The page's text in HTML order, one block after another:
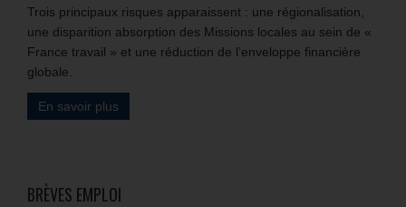
Trois principaux risques apparaissent : une régionalisation,
une disparition absorption des Missions locales au sein de «
France travail » et une réduction de l’enveloppe financière
globale.
En savoir plus
BRÈVES EMPLOI